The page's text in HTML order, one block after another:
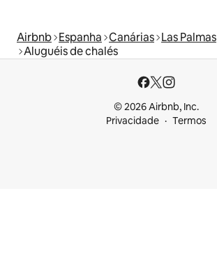
Airbnb Espanha Canárias Las Palmas
Aluguéis de chalés
© 2026 Airbnb, Inc.
Privacidade
Termos